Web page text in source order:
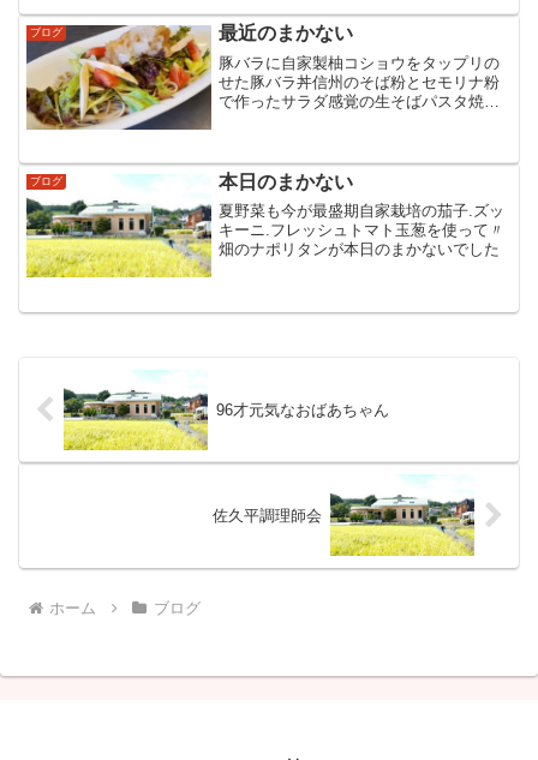
かったです 燻香 デビュー し
ちゃおう...
ブログ 最近のまかない
豚バラに自家製柚コショウをタップリの
せた豚バラ丼信州のそば粉とセモリナ粉
で作ったサラダ感覚の生そばパスタ焼き
ブログ 本日のまかない
夏野菜も今が最盛期自家栽培の茄子.ズッ
キーニ.フレッシュトマト玉葱を使って〃
畑のナポリタンが本日のまかないでした
96才元気なおばあちゃん
佐久平調理師会
ホーム ブログ